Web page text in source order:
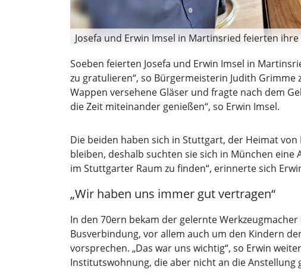
Josefa und Erwin Imsel in Martinsried feierten
Soeben feierten Josefa und Erwin Imsel in
zu gratulieren“, so Bürgermeisterin Judith Grimme
Wappen versehene Gläser und fragte nach dem
die Zeit miteinander genießen“, so Erwin Imsel.
Die beiden haben sich in Stuttgart, der Heimat
bleiben, deshalb suchten sie sich in München
im Stuttgarter Raum zu finden“, erinnerte sich
„Wir haben uns immer gut vertragen“
In den 70ern bekam der gelernte
Busverbindung, vor allem auch um den Kindern
vorsprechen. „Das war uns wichtig“, so Erwin
Institutswohnung, die aber nicht an die Anstellung